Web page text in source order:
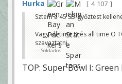
Hurka
4 107
Sztem a 45 SB-győztest
Vagy all-time D és all time O
szavaztatni.
Soldados
TOP: Super Bowl I: Green